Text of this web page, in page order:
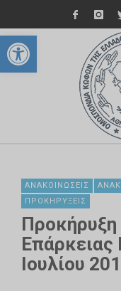
Ανοίξτε τη γραμμή εργαλείων
ΑΝΑΚΟΙΝΏΣΕΙΣ
ΠΡΟΚΗΡΎΞΕΙΣ
Επάρκειας
Ιουλίου